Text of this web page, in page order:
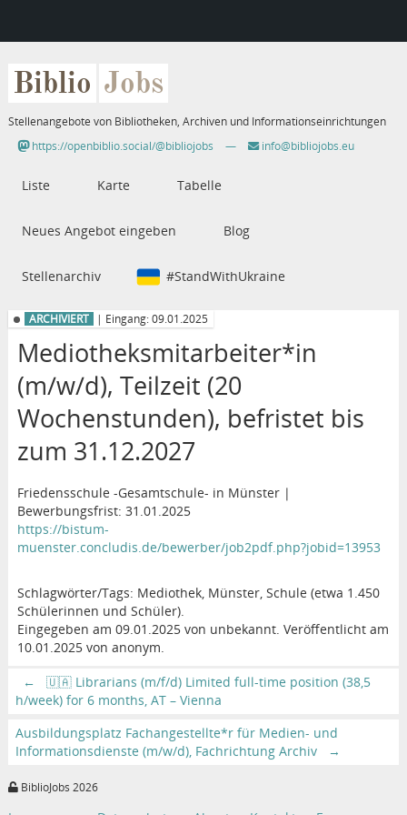
Biblio Jobs
Stellenangebote von Bibliotheken, Archiven und Informationseinrichtungen
https://openbiblio.social/@bibliojobs
— info@bibliojobs.eu
Liste Karte Tabelle
Neues Angebot eingeben Blog
Stellenarchiv #StandWithUkraine
ARCHIVIERT | Eingang: 09.01.2025
Mediotheksmitarbeiter*in
(m/w/d), Teilzeit (20
Wochenstunden), befristet bis
zum 31.12.2027
Friedensschule -Gesamtschule- in Münster |
Bewerbungsfrist: 31.01.2025
https://bistum-
muenster.concludis.de/bewerber/job2pdf.php?jobid=13953
Schlagwörter/Tags: Mediothek, Münster, Schule (etwa 1.450
Schülerinnen und Schüler).
Eingegeben am 09.01.2025 von unbekannt. Veröffentlicht am
10.01.2025 von anonym.
←
🇺🇦 Librarians (m/f/d) Limited full-time position (38,5
h/week) for 6 months, AT – Vienna
Ausbildungsplatz Fachangestellte*r für Medien- und
Informationsdienste (m/w/d), Fachrichtung Archiv
→
BiblioJobs 2026